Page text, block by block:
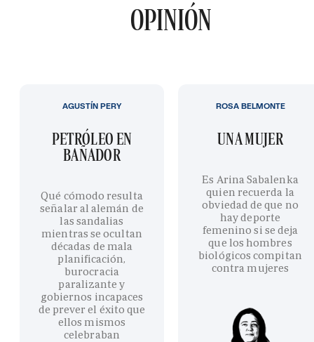
OPINIÓN
PETRÓLEO EN
BAÑADOR
Qué cómodo resulta
señalar al alemán de
las sandalias
mientras se ocultan
décadas de mala
planificación,
burocracia
paralizante y
gobiernos incapaces
de prever el éxito que
ellos mismos
celebraban
AGUSTÍN PERY
UNA MUJER
Es Arina Sabalenka
quien recuerda la
obviedad de que no
hay deporte
femenino si se deja
que los hombres
biológicos compitan
contra mujeres
ROSA BELMONTE